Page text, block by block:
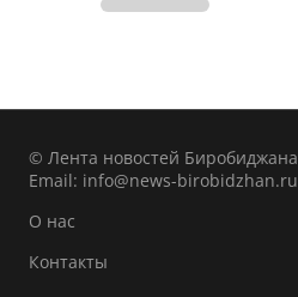
© Лента новостей Биробиджана
Email: info@news-birobidzhan.ru
О нас
Контакты